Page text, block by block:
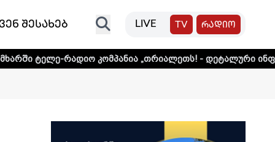
შესახებ LIVE TV რადიო
კომპანია „თრიალეთს! - დეტალური ინფორმაციისთვის